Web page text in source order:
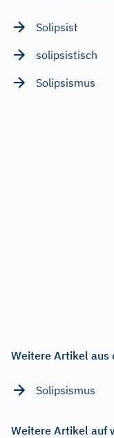
Solipsist
solipsistisch
Solipsismus
Weitere Artikel aus
Solipsismus
Weitere Artikel auf